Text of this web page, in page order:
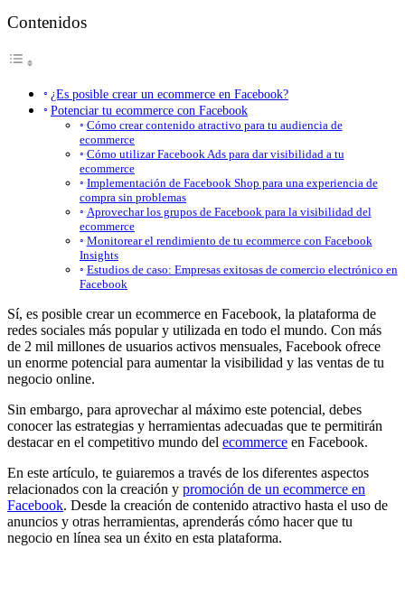
Contenidos
¿Es posible crear un ecommerce en Facebook?
Potenciar tu ecommerce con Facebook
Cómo crear contenido atractivo para tu audiencia de
ecommerce
Cómo utilizar Facebook Ads para dar visibilidad a tu
ecommerce
Implementación de Facebook Shop para una experiencia de
compra sin problemas
Aprovechar los grupos de Facebook para la visibilidad del
ecommerce
Monitorear el rendimiento de tu ecommerce con Facebook
Insights
Estudios de caso: Empresas exitosas de comercio electrónico en
Facebook
Sí, es posible crear un ecommerce en Facebook, la plataforma de
redes sociales más popular y utilizada en todo el mundo. Con más
de 2 mil millones de usuarios activos mensuales, Facebook ofrece
un enorme potencial para aumentar la visibilidad y las ventas de tu
negocio online.
Sin embargo, para aprovechar al máximo este potencial, debes
conocer las estrategias y herramientas adecuadas que te permitirán
destacar en el competitivo mundo del ecommerce en Facebook.
En este artículo, te guiaremos a través de los diferentes aspectos
relacionados con la creación y promoción de un ecommerce en
Facebook. Desde la creación de contenido atractivo hasta el uso de
anuncios y otras herramientas, aprenderás cómo hacer que tu
negocio en línea sea un éxito en esta plataforma.